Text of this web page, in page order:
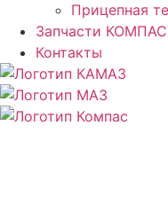
Прицепная
Запчасти КОМПАС
Контакты